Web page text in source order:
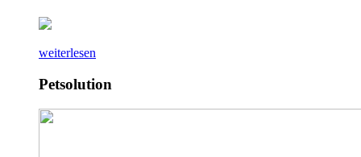
weiterlesen
Petsolution